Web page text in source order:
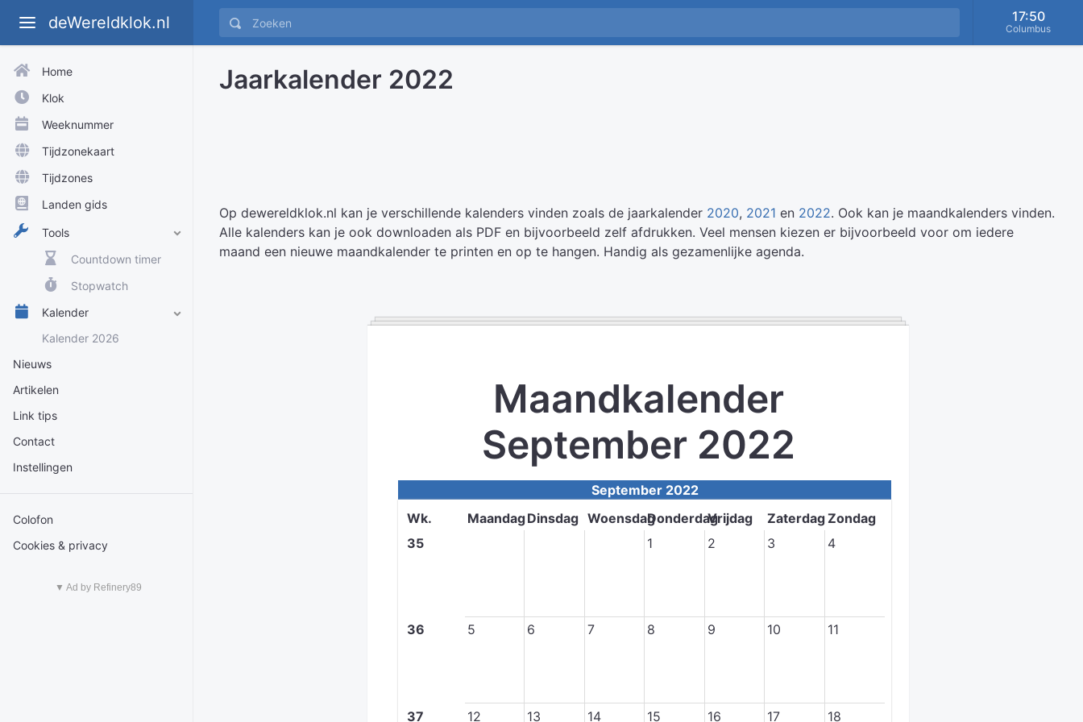
deWereldklok.nl 17:50
Columbus
Home
Klok
Weeknummer
Tijdzonekaart
Tijdzones
Landen gids
Tools
Countdown timer
Stopwatch
Kalender
Kalender 2026
Nieuws
Artikelen
Link tips
Contact
Instellingen
Colofon
Cookies & privacy
▼ Ad by Refinery89
Jaarkalender 2022
Op dewereldklok.nl kan je verschillende kalenders vinden zoals de jaarkalender 2020, 2021 en 2022. Ook kan je maandkalenders vinden.
Alle kalenders kan je ook downloaden als PDF en bijvoorbeeld zelf afdrukken. Veel mensen kiezen er bijvoorbeeld voor om iedere
maand een nieuwe maandkalender te printen en op te hangen. Handig als gezamenlijke agenda.
Maandkalender
September 2022
September 2022
Wk.
MaandagDinsdag WoensdagDonderdagVrijdag ZaterdagZondag
35
1 2 3 4
36 5 6 7 8 9 10 11
37 12 13 14 15 16 17 18